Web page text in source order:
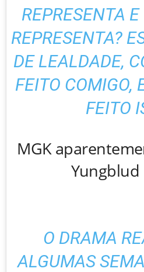
REPRESENTA
REPRESENTA?
DE LEALDADE,
FEITO COMIGO,
FEITO
MGK
O DRAMA
ALGUMAS